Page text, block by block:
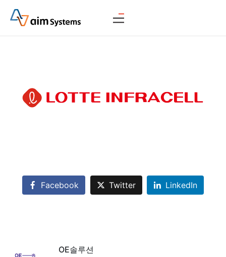
Facebook Twitter LinkedIn
OE솔루션